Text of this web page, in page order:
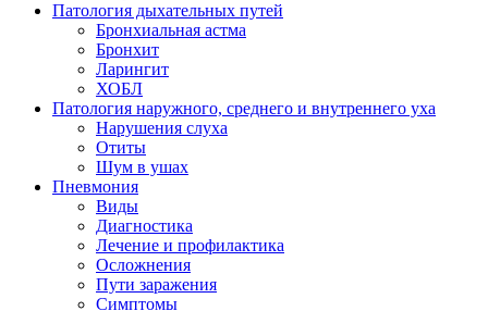
Патология дыхательных путей
Бронхиальная астма
Бронхит
Ларингит
ХОБЛ
Патология наружного, среднего и внутреннего уха
Нарушения слуха
Отиты
Шум в ушах
Пневмония
Виды
Диагностика
Лечение и профилактика
Осложнения
Пути заражения
Симптомы